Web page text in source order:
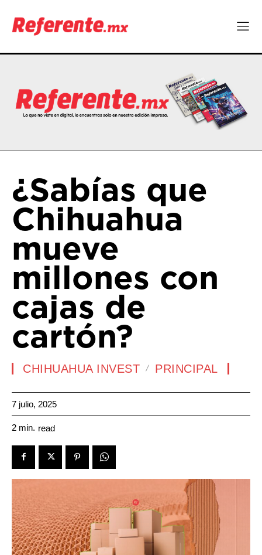
¿Sabías que
Chihuahua
mueve
millones con
cajas de
cartón?
CHIHUAHUA INVEST PRINCIPAL
7 julio, 2025
2 min. read